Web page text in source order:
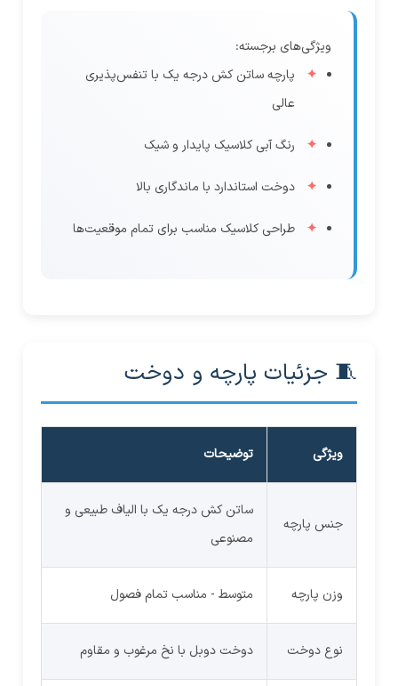
ویژگی‌های برجسته:
پارچه ساتن کش درجه یک با تنفس‌پذیری
عالی
رنگ آبی کلاسیک پایدار و شیک
دوخت استاندارد با ماندگاری بالا
طراحی کلاسیک مناسب برای تمام موقعیت‌ها
🧵 جزئیات پارچه و دوخت
ویژگی توضیحات
جنس پارچه
ساتن کش درجه یک با الیاف طبیعی و
مصنوعی
وزن پارچه متوسط - مناسب تمام فصول
نوع دوخت دوخت دوبل با نخ مرغوب و مقاوم